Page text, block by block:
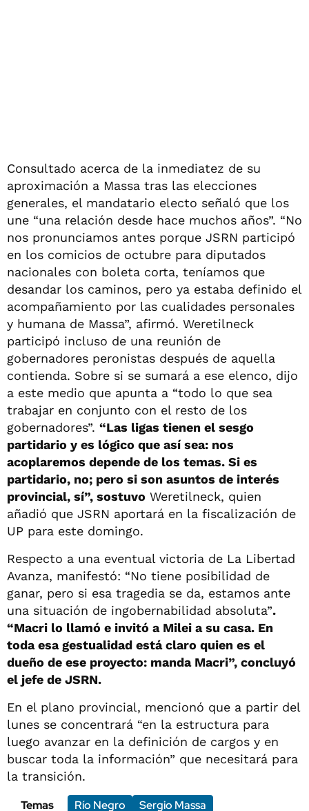
Consultado acerca de la inmediatez de su
aproximación a Massa tras las elecciones
generales, el mandatario electo señaló que los
une “una relación desde hace muchos años”. “No
nos pronunciamos antes porque JSRN participó
en los comicios de octubre para diputados
nacionales con boleta corta, teníamos que
desandar los caminos, pero ya estaba definido el
acompañamiento por las cualidades personales
y humana de Massa”, afirmó. Weretilneck
participó incluso de una reunión de
gobernadores peronistas después de aquella
contienda. Sobre si se sumará a ese elenco, dijo
a este medio que apunta a “todo lo que sea
trabajar en conjunto con el resto de los
gobernadores”. “Las ligas tienen el sesgo
partidario y es lógico que así sea: nos
acoplaremos depende de los temas. Si es
partidario, no; pero si son asuntos de interés
provincial, sí”, sostuvo Weretilneck, quien
añadió que JSRN aportará en la fiscalización de
UP para este domingo.
Respecto a una eventual victoria de La Libertad
Avanza, manifestó: “No tiene posibilidad de
ganar, pero si esa tragedia se da, estamos ante
una situación de ingobernabilidad absoluta”.
“Macri lo llamó e invitó a Milei a su casa. En
toda esa gestualidad está claro quien es el
dueño de ese proyecto: manda Macri”, concluyó
el jefe de JSRN.
En el plano provincial, mencionó que a partir del
lunes se concentrará “en la estructura para
luego avanzar en la definición de cargos y en
buscar toda la información” que necesitará para
la transición.
Temas
Río Negro
Sergio Massa